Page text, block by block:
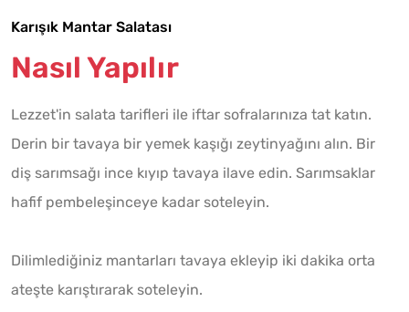
Karışık Mantar Salatası
Nasıl Yapılır
Lezzet'in salata tarifleri ile iftar sofralarınıza tat katın.
Derin bir tavaya bir yemek kaşığı zeytinyağını alın. Bir
diş sarımsağı ince kıyıp tavaya ilave edin. Sarımsaklar
hafif pembeleşinceye kadar soteleyin.
Dilimlediğiniz mantarları tavaya ekleyip iki dakika orta
ateşte karıştırarak soteleyin.